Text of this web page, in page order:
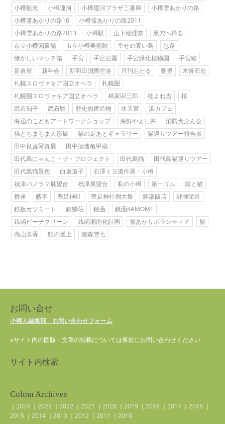
小樽観光
小樽運河 小樽運河プラザ三番庫
小樽雪あかりの路
小樽雪あかりの路16
小樽雪あかりの路2011
小樽雪あかりの路2013
小樽駅 山下絵理奈
巣穴へ帰る
市立小樽図書館
市立小樽美術館 幸せの青い鳥
忍路
懐かしいマッチ箱
手宮 手宮公園 手宮緑化植物園
手宮線
新倉屋
新年会 新羽田国際空港 月刊おたる 朝里
木骨石造
札幌スロヴァキア国立オペラ
札幌圏
札幌圏スロヴァキア国立オペラ
林家卯三郎 桂よね吉
桜
武市知子
武石聡 歴史的建造物 水天宮
浜カフェ
海辺のこどもアートワークショップ
海鮮やよし丼
消防犬ぶん公
猫とちまちま人形展
猫の足あとギャラリー
猫巡りツアー報告展
田中良直写真展
田中酒造亀甲蔵
田代島にゃんこ・ザ・プロジェクト
田代島猫
田代島猫巡りツアー
田代島猫景色
白坂道子
石澤ミヨ遺作展・小樽
祝津パノラマ展望台
祝津展望台 私の小樽 第一ゴム
籠と猫
群来
藪半 豊足神社 豊足神社例大祭 輝楽飯店
野瀬栄進
鉄板カツミート
銀鱗荘 銭函
銭函KAMOME
銭函ビーチクリーン
銭函湘南化計画 雪あかりボランティア
館
高山美香
鮭の遡上 鯨森惣七
お問い合せ
小樽人編集部 お問い合わせフォーム
※サイト内の図版・文章の転載については事前にお問い合わせください
サイト内検索
Colmn Archives
｜ 2024 ｜ 2023 ｜ 2022 ｜ 2021 ｜ 2020 ｜ 2019 ｜ 2018 ｜ 2017 ｜ 2016 ｜
2015 ｜ 2014 ｜ 2013 ｜ 2012 ｜ 2011 ｜ 2010